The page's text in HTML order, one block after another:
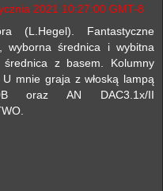
2021 10:27:00 GMT-8
(L.Hegel). Fantastyczne
wyborna średnica i wybitna
z basem. Kolumny
mnie graja z włoską lampą
oraz AN DAC3.1x/II